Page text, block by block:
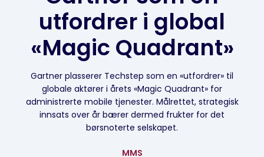
utfordrer i global
«Magic Quadrant»
Gartner plasserer Techstep som en «utfordrer» til
globale aktører i årets «Magic Quadrant» for
administrerte mobile tjenester. Målrettet, strategisk
innsats over år bærer dermed frukter for det
børsnoterte selskapet.
MMS